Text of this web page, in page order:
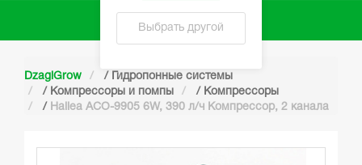
Выбрать другой
Каталог
DzagiGrow / Гидропонные системы
/ Компрессоры и помпы / Компрессоры
/ Hailea ACO-9905 6W, 390 л/ч Компрессор, 2 канала